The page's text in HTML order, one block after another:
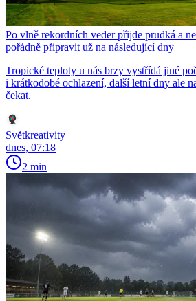
Po vlně rekordních veder přijde prudká a
pořádně připravit už na následující dny
Tropické teploty u nás brzy vystřídá jiné
i krátkodobé ochlazení, další letní dny ale
čekat.
Světkreativity
dnes, 07:18
2 min